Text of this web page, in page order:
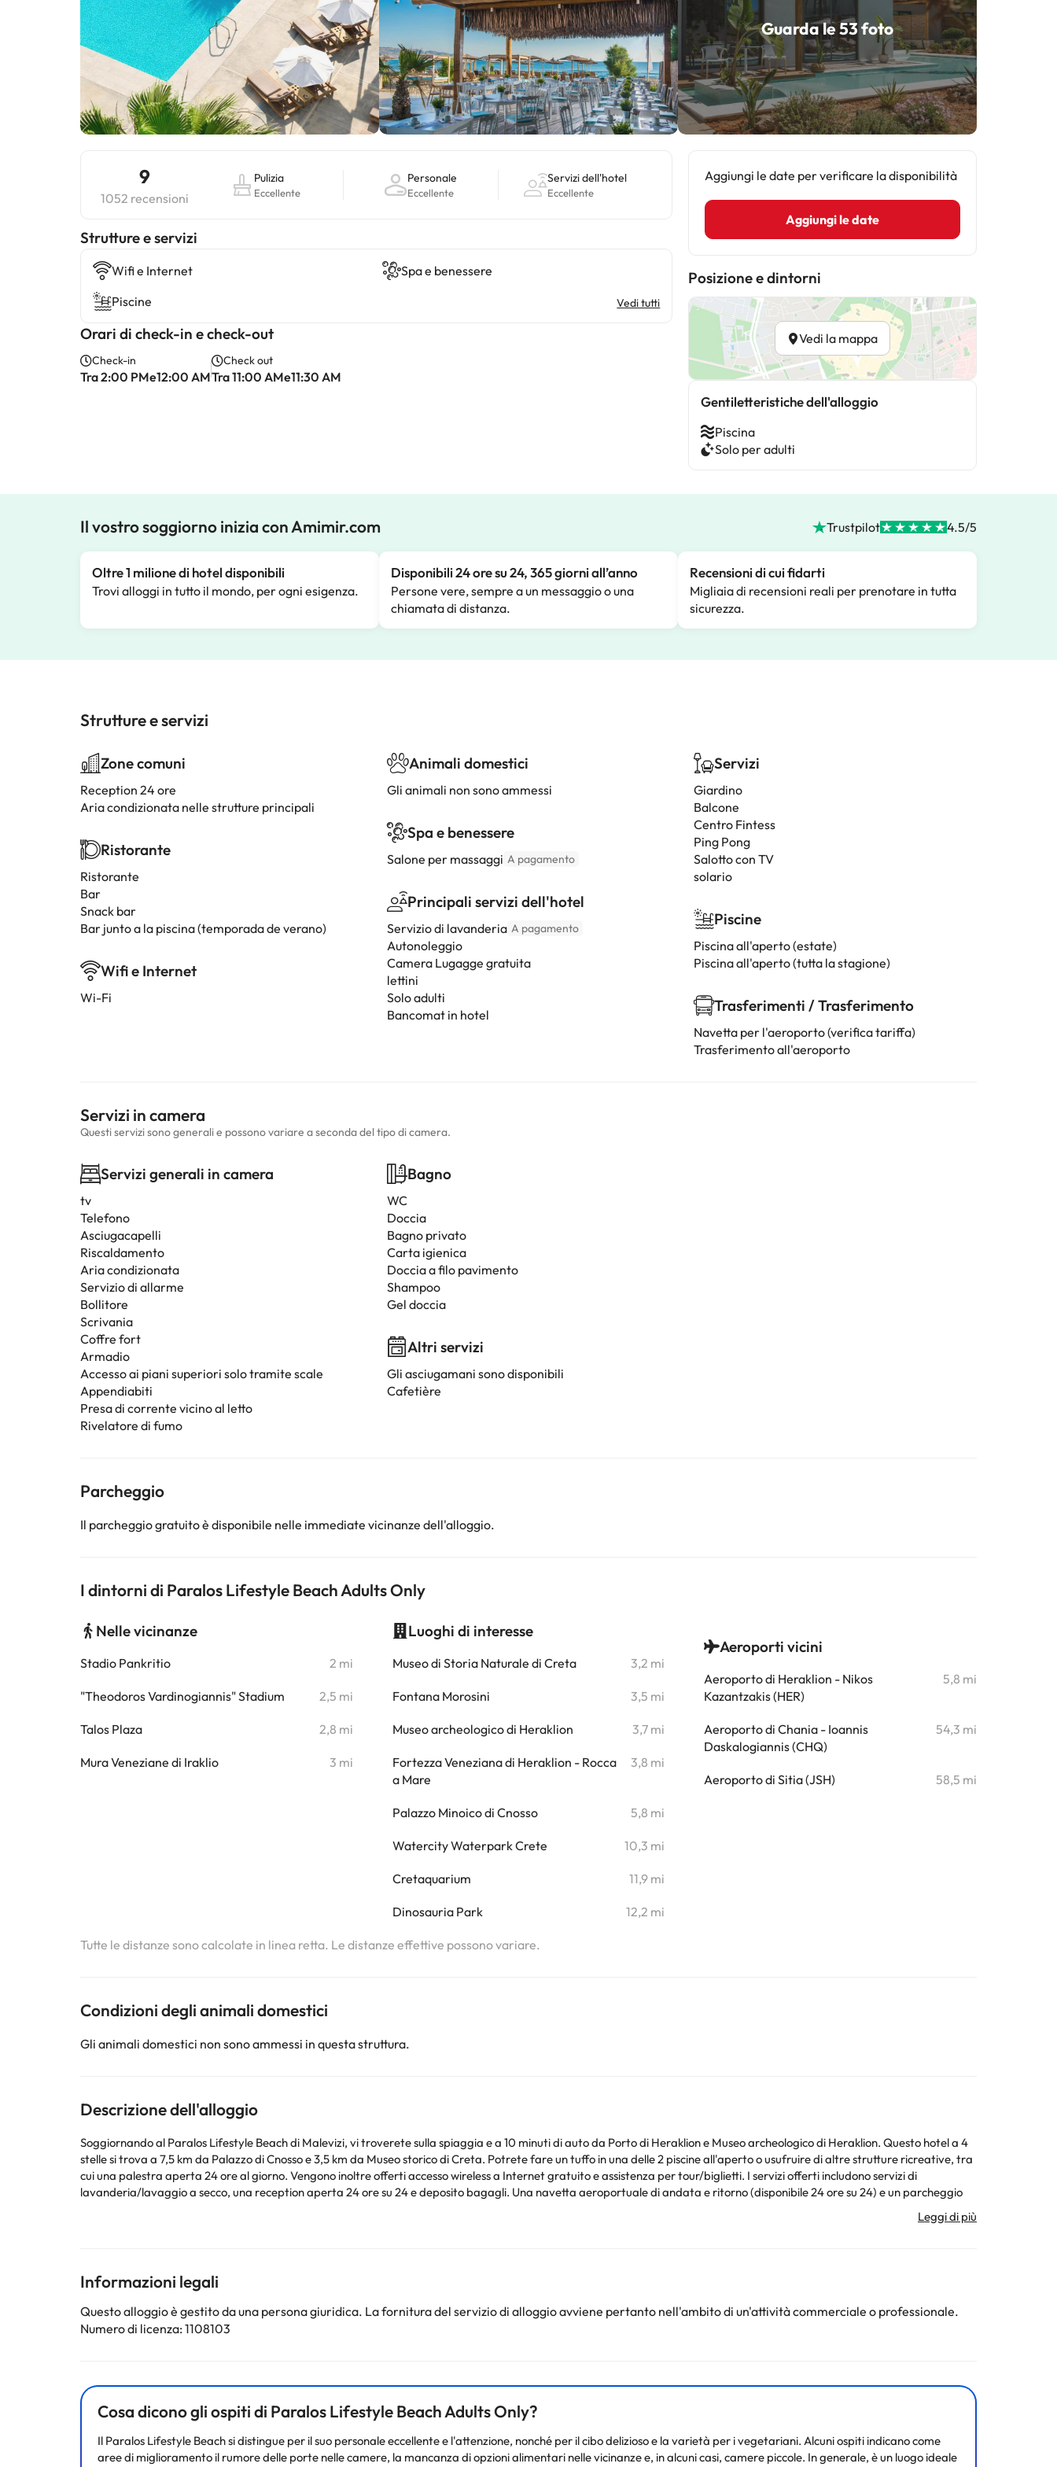
Guarda le 53 foto
9
1052 recensioni
Pulizia
Eccellente
Personale
Eccellente
Servizi dell'hotel
Eccellente
​Strutture e servizi
Wifi e Internet
Spa e benessere
Piscine
Vedi tutti
Orari di check-in e check-out
Check-in
Tra 2:00 PMe12:00 AM
Check out
Tra 11:00 AMe11:30 AM
Aggiungi le date per verificare la disponibilità
Aggiungi le date
Posizione e dintorni
Vedi la mappa
Gentiletteristiche dell'alloggio
Piscina
Solo per adulti
Il vostro soggiorno inizia con Amimir.com Trustpilot 4.5/5
Oltre 1 milione di hotel disponibili
Trovi alloggi in tutto il mondo, per ogni esigenza.
Disponibili 24 ore su 24, 365 giorni all’anno
Persone vere, sempre a un messaggio o una
chiamata di distanza.
Recensioni di cui fidarti
Migliaia di recensioni reali per prenotare in tutta
sicurezza.
Strutture e servizi
Zone comuni
Reception 24 ore
Aria condizionata nelle strutture principali
Ristorante
Ristorante
Bar
Snack bar
Bar junto a la piscina (temporada de verano)
Wifi e Internet
Wi-Fi
Animali domestici
Gli animali non sono ammessi
Spa e benessere
Salone per massaggi A pagamento
Principali servizi dell'hotel
Servizio di lavanderia A pagamento
Autonoleggio
Camera Lugagge gratuita
lettini
Solo adulti
Bancomat in hotel
Servizi
Giardino
Balcone
Centro Fintess
Ping Pong
Salotto con TV
solario
Piscine
Piscina all'aperto (estate)
Piscina all'aperto (tutta la stagione)
Trasferimenti / Trasferimento
Navetta per l'aeroporto (verifica tariffa)
Trasferimento all'aeroporto
Servizi in camera
Questi servizi sono generali e possono variare a seconda del tipo di camera.
Servizi generali in camera
tv
Telefono
Asciugacapelli
Riscaldamento
Aria condizionata
Servizio di allarme
Bollitore
Scrivania
Coffre fort
Armadio
Accesso ai piani superiori solo tramite scale
Appendiabiti
Presa di corrente vicino al letto
Rivelatore di fumo
Bagno
WC
Doccia
Bagno privato
Carta igienica
Doccia a filo pavimento
Shampoo
Gel doccia
Altri servizi
Gli asciugamani sono disponibili
Cafetière
Parcheggio
Il parcheggio gratuito è disponibile nelle immediate vicinanze dell'alloggio.
I dintorni di Paralos Lifestyle Beach Adults Only
Nelle vicinanze
Stadio Pankritio 2 mi
"Theodoros Vardinogiannis" Stadium 2,5 mi
Talos Plaza 2,8 mi
Mura Veneziane di Iraklio 3 mi
Luoghi di interesse
Museo di Storia Naturale di Creta 3,2 mi
Fontana Morosini 3,5 mi
Museo archeologico di Heraklion 3,7 mi
Fortezza Veneziana di Heraklion - Rocca
a Mare
3,8 mi
Palazzo Minoico di Cnosso 5,8 mi
Watercity Waterpark Crete 10,3 mi
Cretaquarium 11,9 mi
Dinosauria Park 12,2 mi
Aeroporti vicini
Aeroporto di Heraklion - Nikos
Kazantzakis (HER)
5,8 mi
Aeroporto di Chania - Ioannis
Daskalogiannis (CHQ)
54,3 mi
Aeroporto di Sitia (JSH) 58,5 mi
Tutte le distanze sono calcolate in linea retta. Le distanze effettive possono variare.
Condizioni degli animali domestici
Gli animali domestici non sono ammessi in questa struttura.
Descrizione dell'alloggio
Soggiornando al Paralos Lifestyle Beach di Malevizi, vi troverete sulla spiaggia e a 10 minuti di auto da Porto di Heraklion e Museo archeologico di Heraklion. Questo hotel a 4
stelle si trova a 7,5 km da Palazzo di Cnosso e 3,5 km da Museo storico di Creta. Potrete fare un tuffo in una delle 2 piscine all'aperto o usufruire di altre strutture ricreative, tra
cui una palestra aperta 24 ore al giorno. Vengono inoltre offerti accesso wireless a Internet gratuito e assistenza per tour/biglietti. I servizi offerti includono servizi di
lavanderia/lavaggio a secco, una reception aperta 24 ore su 24 e deposito bagagli. Una navetta aeroportuale di andata e ritorno (disponibile 24 ore su 24) e un parcheggio
gratuito sono disponibili con un supplemento. Potrete mangiare un boccone in uno dei 2 ristoranti dell'hotel, oppure restare in casa e approfittare del servizio in camera con
orario limitato. Potrete gustare il vostro drink preferito presso un bar/lounge o un bar a bordo piscina. La colazione a buffet gratuita viene servita tutti i giorni dalle 7:30 alle
satellitari. I bagni privati con doccia sono dotati di soffioni a pioggia e asciugacapelli.
Alcuni dei servizi elencati possono comportare un supplemento. Si prega di verificare le tariffe direttamente con la struttura. La struttura può modificare le modalità di offerta
sono soggette a modifiche da parte della struttura. Se hai dubbi, contattaci.
Informazioni legali
Questo alloggio è gestito da una persona giuridica. La fornitura del servizio di alloggio avviene pertanto nell'ambito di un'attività commerciale o professionale.
Numero di licenza: 1108103
Cosa dicono gli ospiti di Paralos Lifestyle Beach Adults Only?
Il Paralos Lifestyle Beach si distingue per il suo personale eccellente e l'attenzione, nonché per il cibo delizioso e la varietà per i vegetariani. Alcuni ospiti indicano come
aree di miglioramento il rumore delle porte nelle camere, la mancanza di opzioni alimentari nelle vicinanze e, in alcuni casi, camere piccole. In generale, è un luogo ideale